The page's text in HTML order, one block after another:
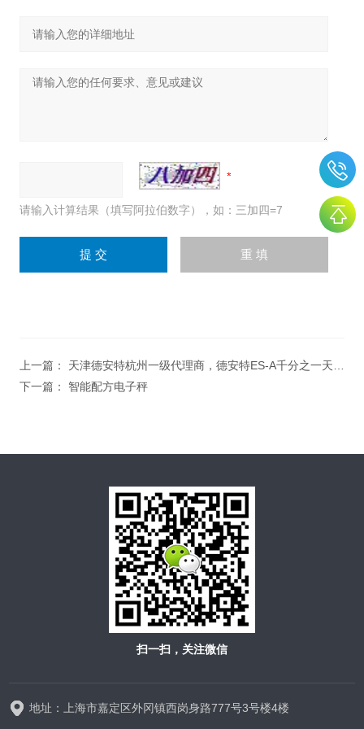
请输入计算结果（填写阿拉伯数字），如：三加四=7
上一篇： 天津德安特杭州一级代理商，德安特ES-A千分之一天平可携式打印机，电子天平
下一篇： 智能配方电子秤
扫一扫，关注微信
地址：上海市嘉定区外冈镇西岗身路777号3号楼4楼